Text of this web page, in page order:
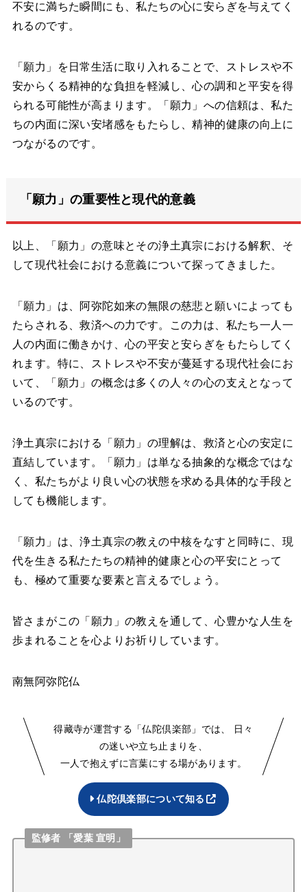
不安に満ちた瞬間にも、私たちの心に安らぎを与えてく
れるのです。
「願力」を日常生活に取り入れることで、ストレスや不
安からくる精神的な負担を軽減し、心の調和と平安を得
られる可能性が高まります。「願力」への信頼は、私た
ちの内面に深い安堵感をもたらし、精神的健康の向上に
つながるのです。
「願力」の重要性と現代的意義
以上、「願力」の意味とその浄土真宗における解釈、そ
して現代社会における意義について探ってきました。
「願力」は、阿弥陀如来の無限の慈悲と願いによっても
たらされる、救済への力です。この力は、私たち一人一
人の内面に働きかけ、心の平安と安らぎをもたらしてく
れます。特に、ストレスや不安が蔓延する現代社会にお
いて、「願力」の概念は多くの人々の心の支えとなって
いるのです。
浄土真宗における「願力」の理解は、救済と心の安定に
直結しています。「願力」は単なる抽象的な概念ではな
く、私たちがより良い心の状態を求める具体的な手段と
しても機能します。
「願力」は、浄土真宗の教えの中核をなすと同時に、現
代を生きる私たたちの精神的健康と心の平安にとって
も、極めて重要な要素と言えるでしょう。
皆さまがこの「願力」の教えを通して、心豊かな人生を
歩まれることを心よりお祈りしています。
南無阿弥陀仏
得藏寺が運営する「仏陀倶楽部」では、 日々
の迷いや立ち止まりを、
一人で抱えずに言葉にする場があります。
仏陀倶楽部について知る
監修者 「愛葉 宣明」